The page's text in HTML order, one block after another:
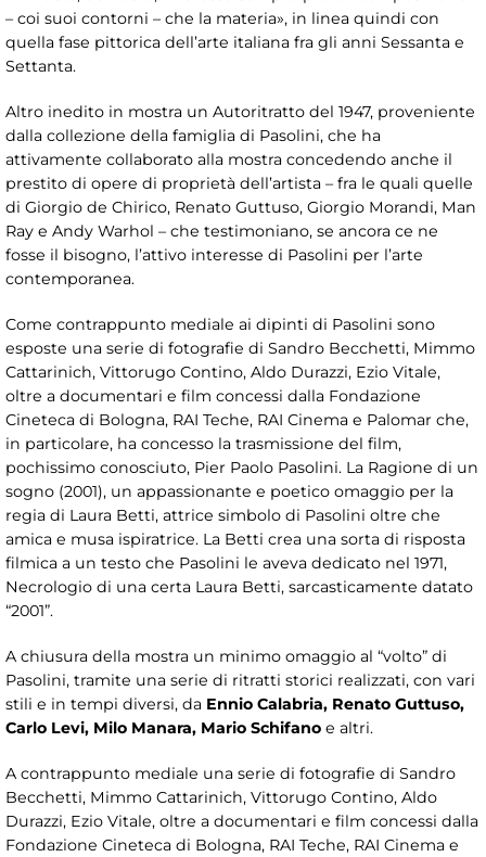
– coi suoi contorni – che la materia», in linea quindi con
quella fase pittorica dell’arte italiana fra gli anni Sessanta e
Settanta.
Altro inedito in mostra un Autoritratto del 1947, proveniente
dalla collezione della famiglia di Pasolini, che ha
attivamente collaborato alla mostra concedendo anche il
prestito di opere di proprietà dell’artista – fra le quali quelle
di Giorgio de Chirico, Renato Guttuso, Giorgio Morandi, Man
Ray e Andy Warhol – che testimoniano, se ancora ce ne
fosse il bisogno, l’attivo interesse di Pasolini per l’arte
contemporanea.
Come contrappunto mediale ai dipinti di Pasolini sono
esposte una serie di fotografie di Sandro Becchetti, Mimmo
Cattarinich, Vittorugo Contino, Aldo Durazzi, Ezio Vitale,
oltre a documentari e film concessi dalla Fondazione
Cineteca di Bologna, RAI Teche, RAI Cinema e Palomar che,
in particolare, ha concesso la trasmissione del film,
pochissimo conosciuto, Pier Paolo Pasolini. La Ragione di un
sogno (2001), un appassionante e poetico omaggio per la
regia di Laura Betti, attrice simbolo di Pasolini oltre che
amica e musa ispiratrice. La Betti crea una sorta di risposta
filmica a un testo che Pasolini le aveva dedicato nel 1971,
Necrologio di una certa Laura Betti, sarcasticamente datato
“2001”.
A chiusura della mostra un minimo omaggio al “volto” di
Pasolini, tramite una serie di ritratti storici realizzati, con vari
stili e in tempi diversi, da Ennio Calabria, Renato Guttuso,
Carlo Levi, Milo Manara, Mario Schifano e altri.
A contrappunto mediale una serie di fotografie di Sandro
Becchetti, Mimmo Cattarinich, Vittorugo Contino, Aldo
Durazzi, Ezio Vitale, oltre a documentari e film concessi dalla
Fondazione Cineteca di Bologna, RAI Teche, RAI Cinema e